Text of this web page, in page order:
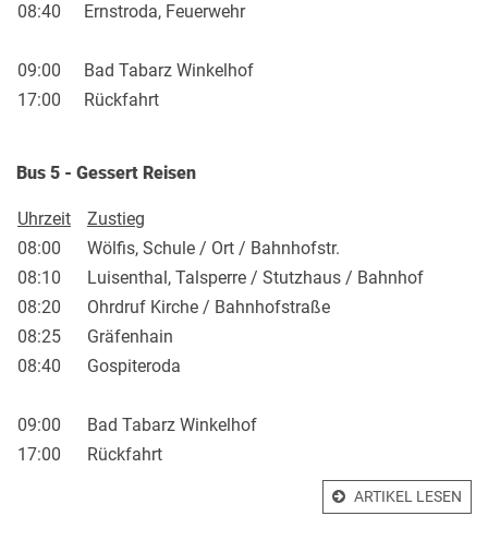
08:40
Ernstroda, Feuerwehr
09:00
Bad Tabarz Winkelhof
17:00
Rückfahrt
Bus 5 - Gessert Reisen
Uhrzeit
Zustieg
08:00
Wölfis, Schule / Ort / Bahnhofstr.
08:10
Luisenthal, Talsperre / Stutzhaus / Bahnhof
08:20
Ohrdruf Kirche / Bahnhofstraße
08:25
Gräfenhain
08:40
Gospiteroda
09:00
Bad Tabarz Winkelhof
17:00
Rückfahrt
ARTIKEL LESEN